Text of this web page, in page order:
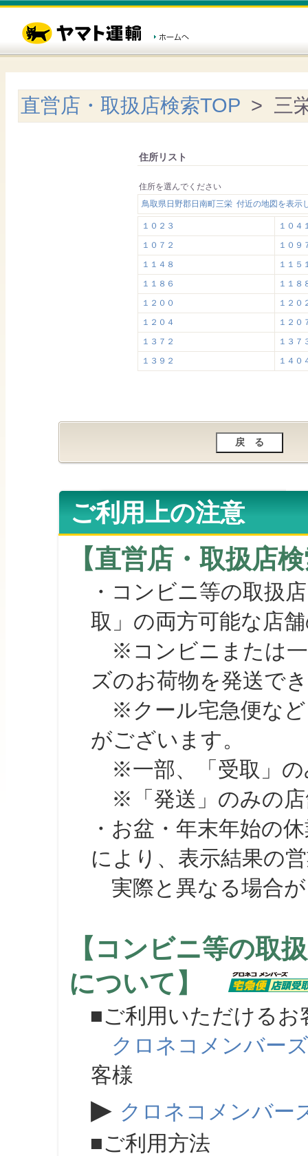
直営店・取扱店検索TOP > 三
住所リスト
住所を選んでください
鳥取県日野郡日南町三栄 付近の地図を表示
１０２３
１０４
１０７２
１０９
１１４８
１１５
１１８６
１１８
１２００
１２０
１２０４
１２０
１３７２
１３７
１３９２
１４０
ご利用上の注意
【直営店・取扱店
・コンビニ等の取扱
取」の両方可能な店
※コンビニまたは一
ズのお荷物を発送で
※クール宅急便など
がございます。
※一部、「受取」の
※「発送」のみの店
・お盆・年末年始の
により、表示結果の
実際と異なる場合が
【コンビニ等の取
について】
■ご利用いただけるお
クロネコメンバーズ
客様
▶ クロネコメンバー
■ご利用方法